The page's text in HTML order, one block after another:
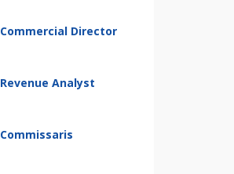
Commercial Director
Revenue Analyst
Commissaris